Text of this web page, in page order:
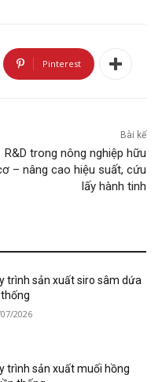
Pinterest
Bài kế
R&D trong nông nghiệp hữu
– nâng cao hiệu suất, cứu
lấy hành tinh
trình sản xuất siro sâm dứa
2026
trình sản xuất muối hồng